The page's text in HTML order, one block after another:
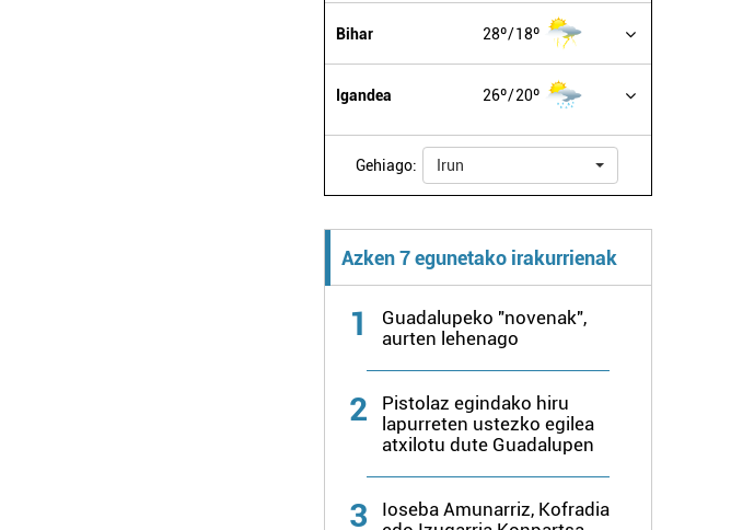
Bihar 28º 18º
Igandea 26º 20º
Gehiago: Irun
Azken 7 egunetako irakurrienak
1
Guadalupeko "novenak",
aurten lehenago
2
Pistolaz egindako hiru
lapurreten ustezko egilea
atxilotu dute Guadalupen
3
Ioseba Amunarriz, Kofradia